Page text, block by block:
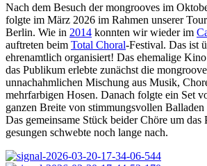
Nach dem Besuch der mongrooves im
folgte im März 2026 im Rahmen unserer
Berlin. Wie in 2014 konnten wir wieder im
auftreten beim Total Choral-Festival. Das ist
ehrenamtlich organisiert! Das ehemalige
das Publikum erlebte zunächst die
unnachahmlichen Mischung aus Musik,
mehrfarbigen Hosen. Danach folgte ein Set
ganzen Breite von stimmungsvollen
Das gemeinsame Stück beider Chöre um
gesungen schwebte noch lange nach.